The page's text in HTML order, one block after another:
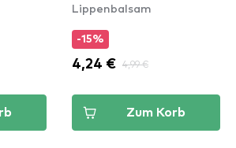
Lippenbalsam
-15%
4,24 € 4,99 €
Zum Korb